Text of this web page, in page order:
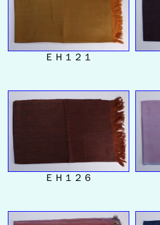
ＥＨ１２１
ＥＨ１２６